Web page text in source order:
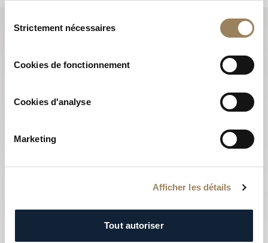
duStrictement nécessaires
Cookies de fonctionnement
Cookies d'analyse
Marketing
Afficher les détails
Tout autoriser